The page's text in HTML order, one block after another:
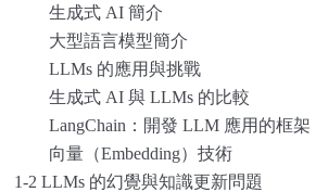
生成式 AI 簡介
大型語言模型簡介
LLMs 的應用與挑戰
生成式 AI 與 LLMs 的比較
LangChain：開發 LLM 應用的框架
向量（Embedding）技術
1-2 LLMs 的幻覺與知識更新問題